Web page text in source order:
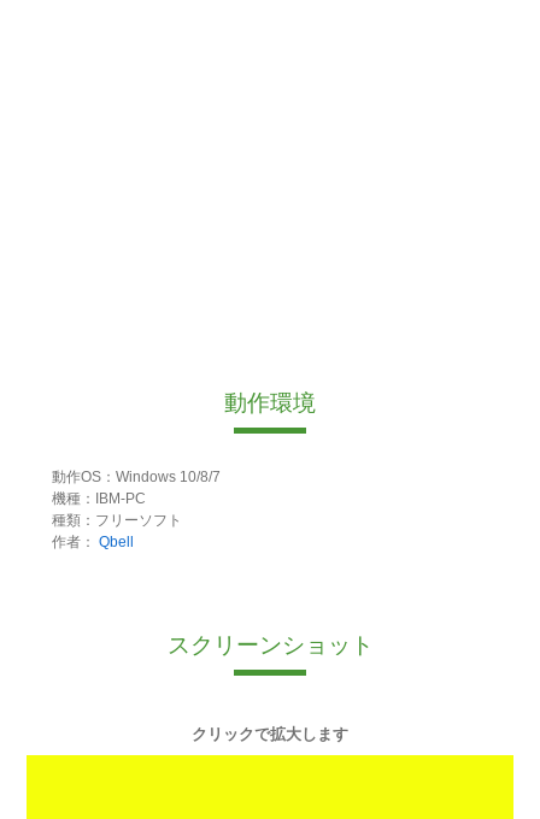
動作環境
動作OS：Windows 10/8/7
機種：IBM-PC
種類：フリーソフト
作者： Qbell
スクリーンショット
クリックで拡大します